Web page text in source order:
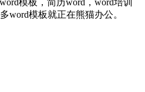
word模板就正在熊猫办公。